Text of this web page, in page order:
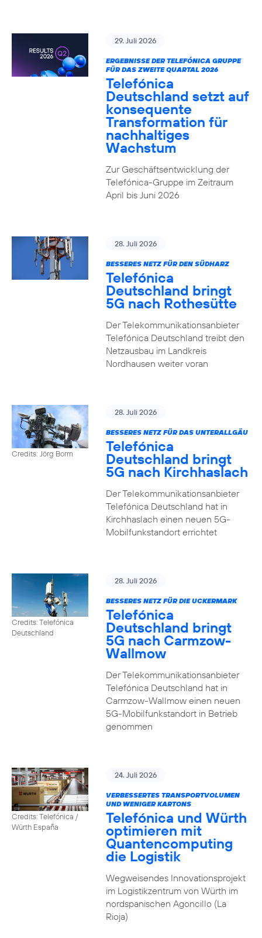
29. Juli 2026
ERGEBNISSE DER TELEFÓNICA GRUPPE
FÜR DAS ZWEITE QUARTAL 2026
Telefónica
Deutschland setzt auf
konsequente
Transformation für
nachhaltiges
Wachstum
Zur Geschäftsentwicklung der
Telefónica-Gruppe im Zeitraum
April bis Juni 2026
28. Juli 2026
BESSERES NETZ FÜR DEN SÜDHARZ
Telefónica
Deutschland bringt
5G nach Rothesütte
Der Telekommunikationsanbieter
Telefónica Deutschland treibt den
Netzausbau im Landkreis
Nordhausen weiter voran
Credits: Jörg Borm
28. Juli 2026
BESSERES NETZ FÜR DAS UNTERALLGÄU
Telefónica
Deutschland bringt
5G nach Kirchhaslach
Der Telekommunikationsanbieter
Telefónica Deutschland hat in
Kirchhaslach einen neuen 5G-
Mobilfunkstandort errichtet
Credits: Telefónica
Deutschland
28. Juli 2026
BESSERES NETZ FÜR DIE UCKERMARK
Telefónica
Deutschland bringt
5G nach Carmzow-
Wallmow
Der Telekommunikationsanbieter
Telefónica Deutschland hat in
Carmzow-Wallmow einen neuen
5G-Mobilfunkstandort in Betrieb
genommen
Credits: Telefónica /
Würth España
24. Juli 2026
VERBESSERTES TRANSPORTVOLUMEN
UND WENIGER KARTONS
Telefónica und Würth
optimieren mit
Quantencomputing
die Logistik
Wegweisendes Innovationsprojekt
im Logistikzentrum von Würth im
nordspanischen Agoncillo (La
Rioja)